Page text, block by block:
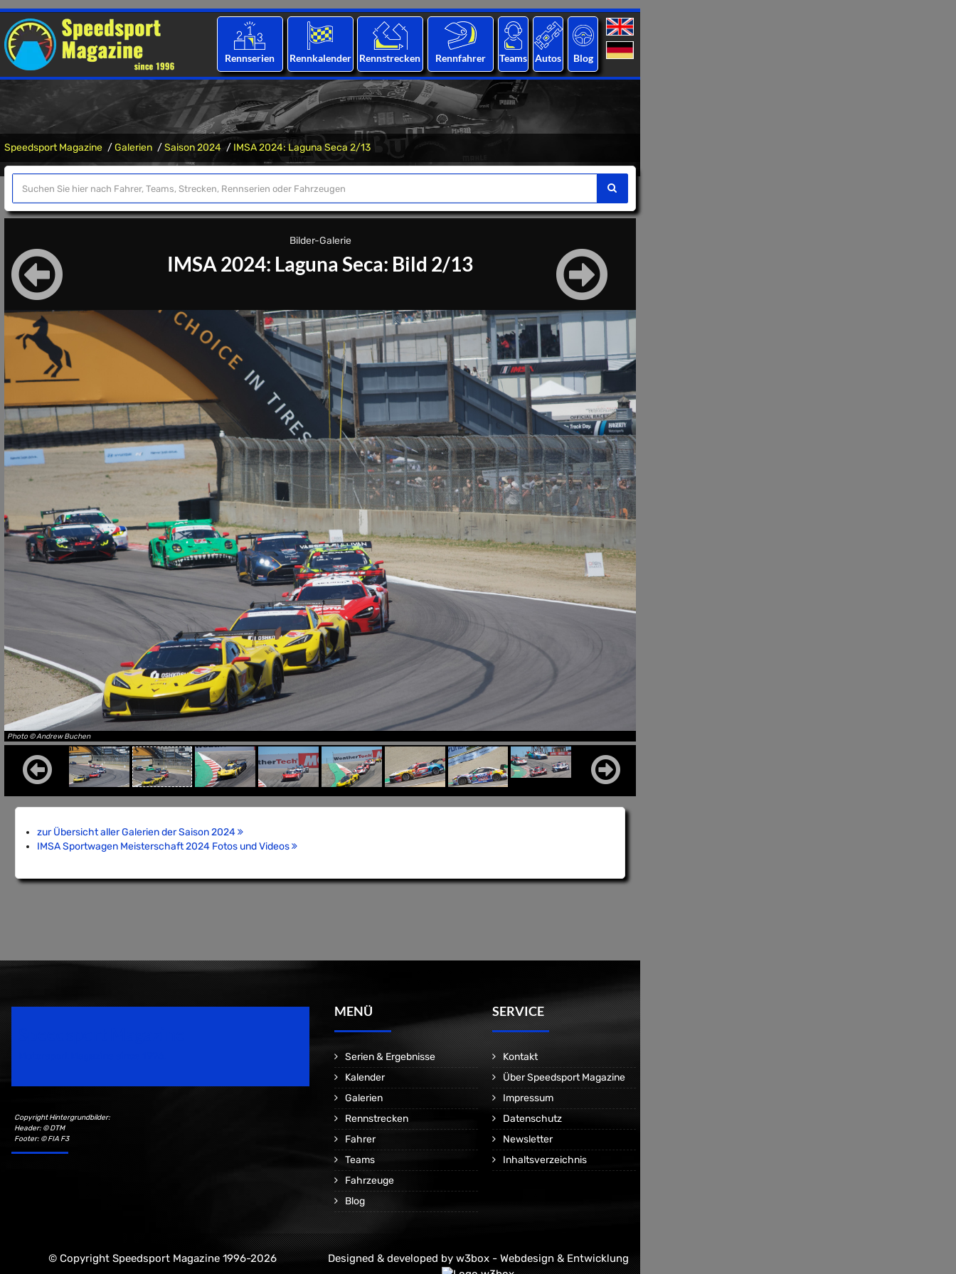
Rennserien Rennkalender Rennstrecken Rennfahrer Teams Autos Blog
Speedsport Magazine Galerien Saison 2024 IMSA 2024: Laguna Seca 2/13
Bilder-Galerie
IMSA 2024: Laguna Seca: Bild 2/13
Photo © Andrew Buchen
zur Übersicht aller Galerien der Saison 2024
IMSA Sportwagen Meisterschaft 2024 Fotos und Videos
Copyright Hintergrundbilder:
Header: © DTM
Footer: © FIA F3
MENÜ
Serien & Ergebnisse
Kalender
Galerien
Rennstrecken
Fahrer
Teams
Fahrzeuge
Blog
SERVICE
Kontakt
Über Speedsport Magazine
Impressum
Datenschutz
Newsletter
Inhaltsverzeichnis
© Copyright Speedsport Magazine 1996-2026 Designed & developed by w3box - Webdesign & Entwicklung